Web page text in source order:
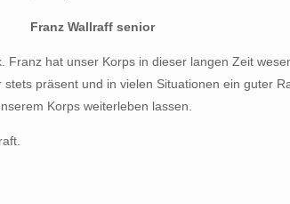
Franz Wallraff senior
hat unser Korps in dieser langen Zeit
präsent und in vielen Situationen ein guter
Korps weiterleben lassen.